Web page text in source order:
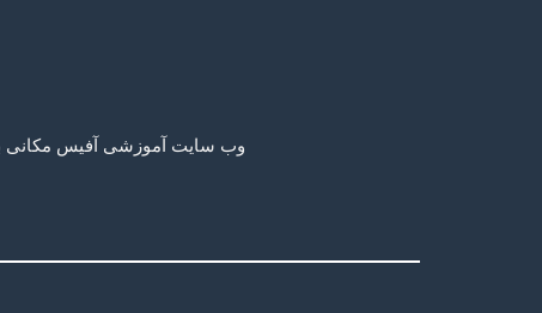
وب سایت آموزشی آفیس مکانی